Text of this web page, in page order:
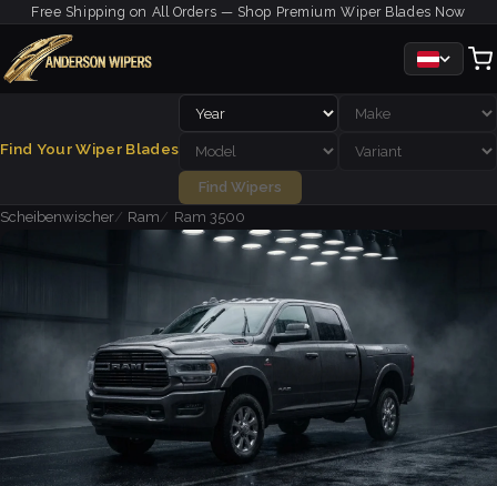
Free Shipping on All Orders — Shop Premium Wiper Blades Now
Find Your Wiper Blades
Find Wipers
Scheibenwischer
Ram Ram 3500